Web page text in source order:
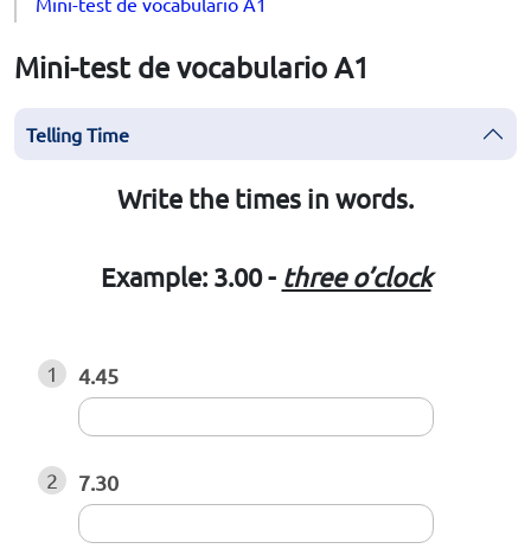
Mini-test de vocabulario A1
Telling Time
Write the times in words.
Example: 3.00 - three o’clock
1 4.45
2 7.30